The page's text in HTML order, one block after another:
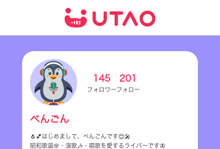
145
フォロワー
201
フォロー
ぺんごん
🐧💕はじめまして、ぺんごんです😊🎤
昭和歌謡🌸・演歌🎶・唱歌を愛するライバーです🦋